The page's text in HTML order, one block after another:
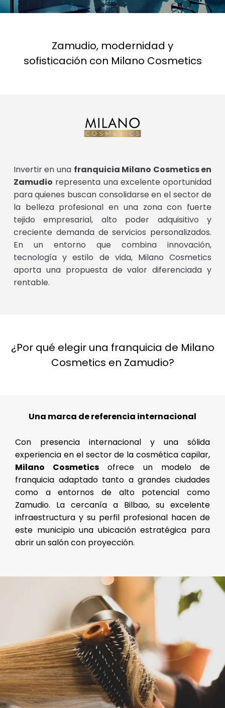
Zamudio, modernidad y
sofisticación con Milano Cosmetics
Invertir en una franquicia Milano Cosmetics en
Zamudio representa una excelente oportunidad
para quienes buscan consolidarse en el sector de
la belleza profesional en una zona con fuerte
tejido empresarial, alto poder adquisitivo y
creciente demanda de servicios personalizados.
En un entorno que combina innovación,
tecnología y estilo de vida, Milano Cosmetics
aporta una propuesta de valor diferenciada y
rentable.
¿Por qué elegir una franquicia de Milano
Cosmetics en Zamudio?
Una marca de referencia internacional
Con presencia internacional y una sólida
experiencia en el sector de la cosmética capilar,
Milano Cosmetics ofrece un modelo de
franquicia adaptado tanto a grandes ciudades
como a entornos de alto potencial como
Zamudio. La cercanía a Bilbao, su excelente
infraestructura y su perfil profesional hacen de
este municipio una ubicación estratégica para
abrir un salón con proyección.